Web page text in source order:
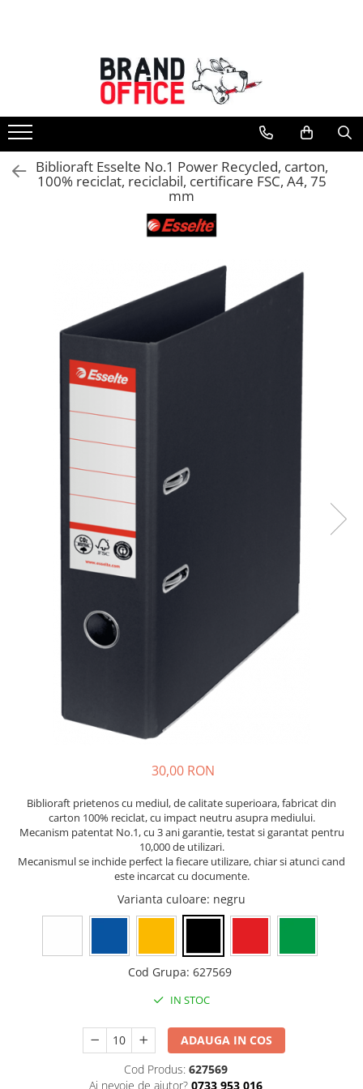
Unitate Protejata - PRODUCTIE
Hartie copiator si produse
tipografice
Produse consumabile din hartie
Detergenti si dezinfectanti
Saci menajeri (Unitate Protejata)
Organizatoare business
Birotica si papetarie
Hartie si articole din hartie
Bibliorafturi, caiete mecanice,
separatoare
Capsatoare, capse si perforatoare
Caiete si blocnotesuri
Accesorii diverse pentru birou
Etichetare si ambalare
Arhivare si depozitare
Instrumente de scris
Pixuri de plastic
Creioane mecanice si grafit
Markere diverse
Carioci si creioane colorate
Rezerve instrumente scris
Tavite documente si suporturi
Ascutitori, radiere, agrafe
Foarfece pentru birou
Produse Antibacteriene
Maturi, mopuri si galeti
Hartie igienica, prosoape hartie si
Biblioraft Esselte No.1 Power Recycled, carton,
100% reciclat, reciclabil, certificare FSC, A4, 75
mm
30,00 RON
Biblioraft prietenos cu mediul, de calitate superioara, fabricat din
carton 100% reciclat, cu impact neutru asupra mediului.
Mecanism patentat No.1, cu 3 ani garantie, testat si garantat pentru
10,000 de utilizari.
Mecanismul se inchide perfect la fiecare utilizare, chiar si atunci cand
este incarcat cu documente.
Varianta culoare: negru
Cod Grupa: 627569
IN STOC
ADAUGA IN COS
Cod Produs: 627569
Ai nevoie de ajutor? 0733 953 016